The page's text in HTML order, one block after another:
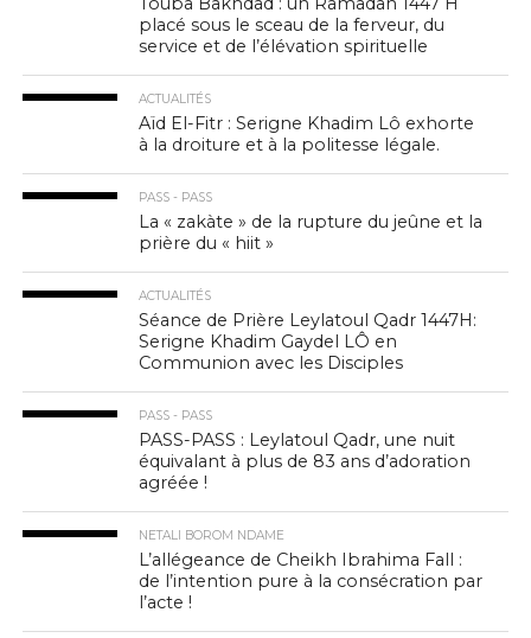
placé sous le sceau de la ferveur, du
service et de l’élévation spirituelle
ACTUALITÉS
Aïd El-Fitr : Serigne Khadim Lô exhorte
à la droiture et à la politesse légale.
PASS - PASS
La « zakàte » de la rupture du jeûne et la
prière du « hiit »
ACTUALITÉS
Séance de Prière Leylatoul Qadr 1447H:
Serigne Khadim Gaydel LÔ en
Communion avec les Disciples
PASS - PASS
PASS-PASS : Leylatoul Qadr, une nuit
équivalant à plus de 83 ans d’adoration
agréée !
NETALI BOROM NDAME
L’allégeance de Cheikh Ibrahima Fall :
de l’intention pure à la consécration par
l’acte !